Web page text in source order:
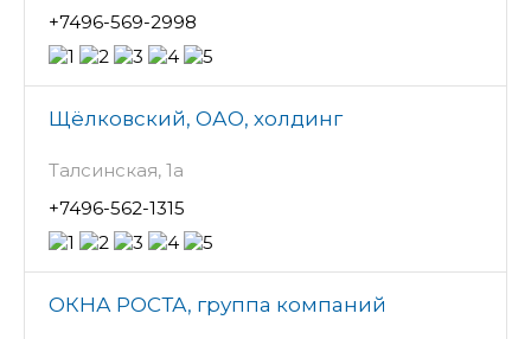
+7496-569-2998
Щёлковский, ОАО, холдинг
Талсинская, 1а
+7496-562-1315
ОКНА РОСТА, группа компаний